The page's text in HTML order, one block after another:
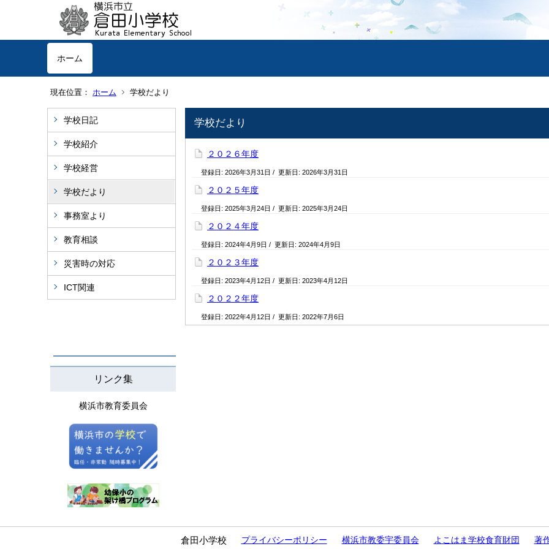
ホーム
現在位置： ホーム 学校だより
学校日記
学校紹介
学校経営
学校だより
事務室より
教育相談
災害時の対応
ICT関連
リンク集
横浜市教育委員会
学校だより
２０２６年度
登録日: 2026年3月31日 / 更新日: 2026年3月31日
２０２５年度
登録日: 2025年3月24日 / 更新日: 2025年3月24日
２０２４年度
登録日: 2024年4月9日 / 更新日: 2024年4月9日
２０２３年度
登録日: 2023年4月12日 / 更新日: 2023年4月12日
２０２２年度
登録日: 2022年4月12日 / 更新日: 2022年7月6日
倉田小学校 プライバシーポリシー 横浜市教委宇委員会 よこはま学校食育財団 著